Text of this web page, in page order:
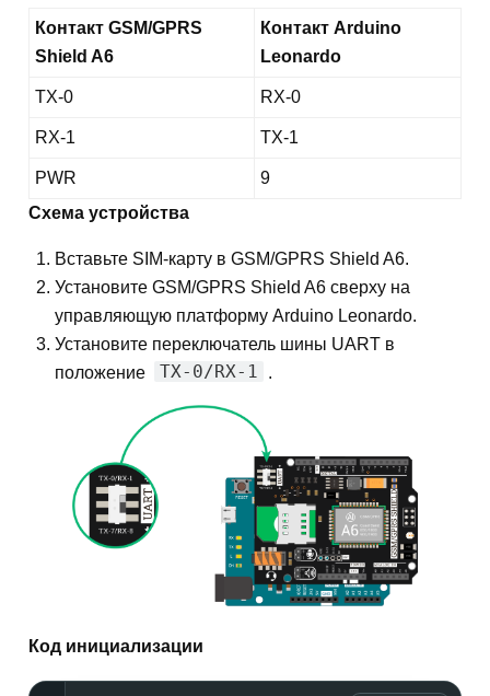
Контакт GSM/GPRS
Shield A6
Контакт Arduino
Leonardo
TX-0 RX-0
RX-1 TX-1
PWR
9
Схема устройства
Вставьте SIM-карту в GSM/GPRS Shield A6.
Установите GSM/GPRS Shield A6 сверху на
управляющую платформу Arduino Leonardo.
Установите переключатель шины UART в
положение
TX-0/RX-1 .
Код инициализации